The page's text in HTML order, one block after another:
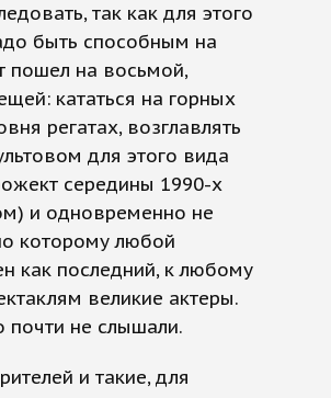
так как для этого
быть способным на
пошел на восьмой,
кататься на горных
регатах, возглавлять
для этого вида
середины 1990-х
и одновременно не
которому любой
как последний, к любому
великие актеры.
почти не слышали.
и такие, для